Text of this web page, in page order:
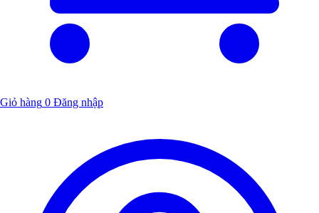
Giỏ hàng 0 Đăng nhập